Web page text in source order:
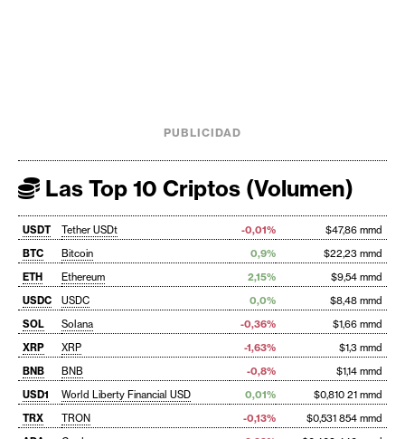
PUBLICIDAD
Las Top 10 Criptos (Volumen)
USDT Tether USDt -0,01%
$47,86 mmd
BTC
Bitcoin 0,9%
$22,23 mmd
ETH
Ethereum 2,15%
$9,54 mmd
USDC
USDC 0,0%
$8,48 mmd
SOL
Solana -0,36%
$1,66 mmd
XRP
XRP -1,63%
$1,3 mmd
BNB
BNB -0,8%
$1,14 mmd
USD1
World Liberty Financial USD 0,01%
$0,810 21 mmd
TRX
TRON -0,13%
$0,531 854 mmd